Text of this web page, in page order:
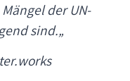
der UN-
sind.„